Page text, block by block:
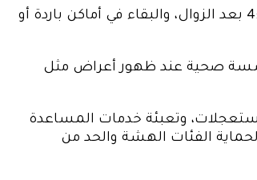
وأوصت الوزارة بالإكثار من شرب الماء بانتظام، وتجنب التعرض لأشعة الشمس خلال الفترة الممتدة من الساعة 12:00 زوالًا إلى 4:00 بعد الزوال، والبقاء في أماكن باردة أو
مؤسسة صحية عند ظهور أعراض مثل
وتعبئة خدمات المساعدة
لحماية الفئات الهشة والحد من